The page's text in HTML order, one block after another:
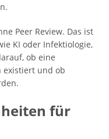
Peer Review. Das ist
KI oder Infektiologie,
ob eine
existiert und ob
für